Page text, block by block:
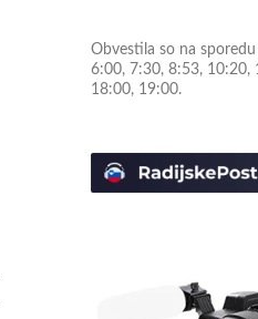
Obvestila so na
6:00, 7:30, 8:53, 10:20,
18:00, 19:00.